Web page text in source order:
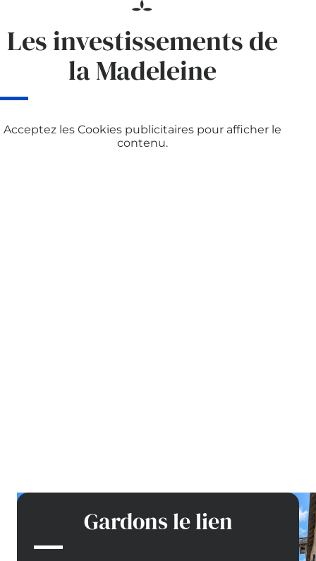
Les investissements de
la Madeleine
Acceptez les Cookies publicitairespour afficher le
contenu.
Gardons le lien